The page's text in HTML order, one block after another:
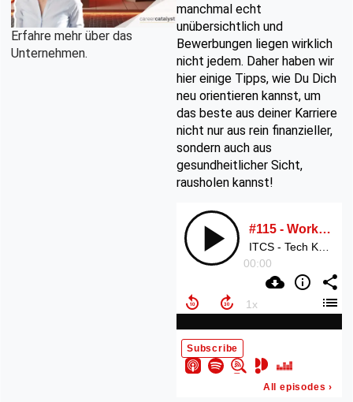
Erfahre mehr über das
Unternehmen.
manchmal echt
unübersichtlich und
Bewerbungen liegen wirklich
nicht jedem. Daher haben wir
hier einige Tipps, wie Du Dich
neu orientieren kannst, um
das beste aus deiner Karriere
nicht nur aus rein finanzieller,
sondern auch aus
gesundheitlicher Sicht,
rausholen kannst!